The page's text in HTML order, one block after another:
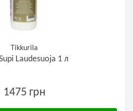
Tikkurila
Laudesuoja 1 л
1475 грн